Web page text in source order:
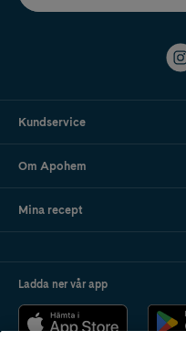
Kundservice
Om Apohem
Mina recept
Ladda ner vår app